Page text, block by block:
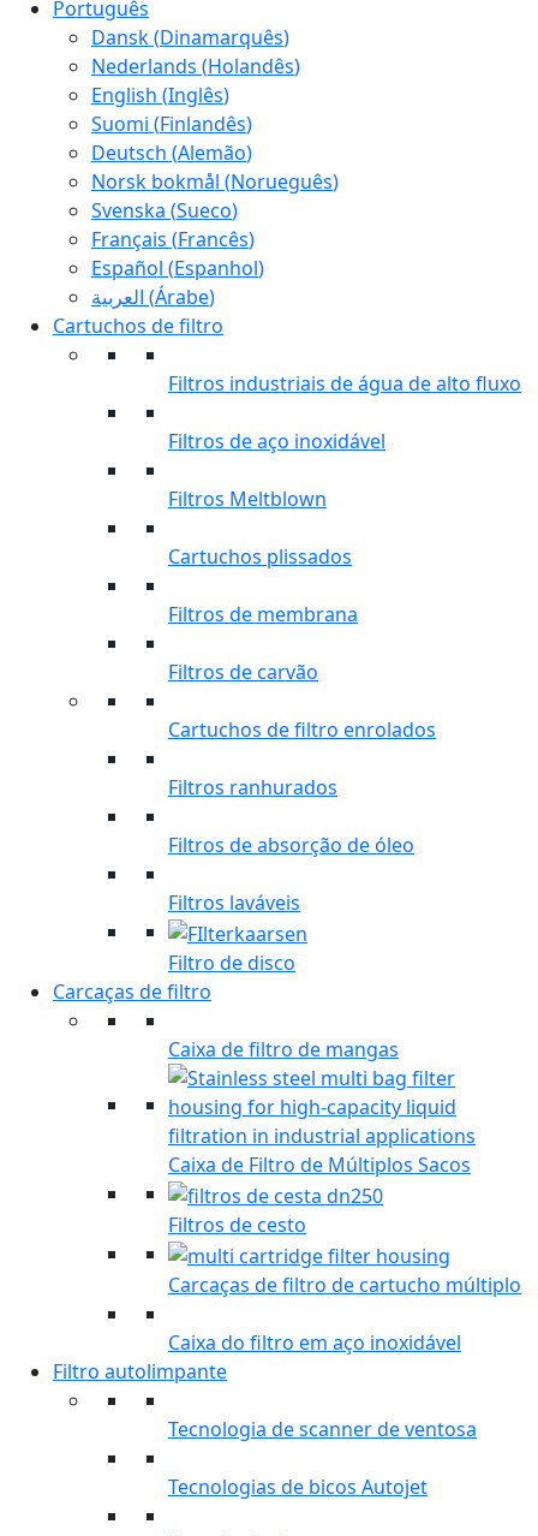
Português
Dansk(Dinamarquês)
Nederlands (Holandês)
English (Inglês)
Suomi (Finlandês)
Deutsch (Alemão)
Norsk bokmål (Norueguês)
Svenska (Sueco)
Français (Francês)
Español (Espanhol)
العربية (Árabe)
Cartuchos de filtro
Filtros industriais de água de alto fluxo
Filtros de aço inoxidável
Filtros Meltblown
Cartuchos plissados
Filtros de membrana
Filtros de carvão
Cartuchos de filtro enrolados
Filtros ranhurados
Filtros de absorção de óleo
Filtros laváveis
Filtro de disco
Carcaças de filtro
Caixa de filtro de mangas
Caixa de Filtro de Múltiplos Sacos
Filtros de cesto
Carcaças de filtro de cartucho múltiplo
Caixa do filtro em aço inoxidável
Filtro autolimpante
Tecnologia de scanner de ventosa
Tecnologias de bicos Autojet